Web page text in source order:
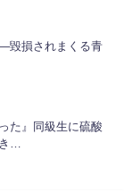
毀損されまくる青
た』同級生に硫酸
…